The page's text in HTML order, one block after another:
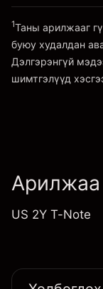
1Таны арилжааг
буюу худалдан
Дэлгэрэнгүй
шимтгэлүүд
Арилжаа
US 2Y T-Note